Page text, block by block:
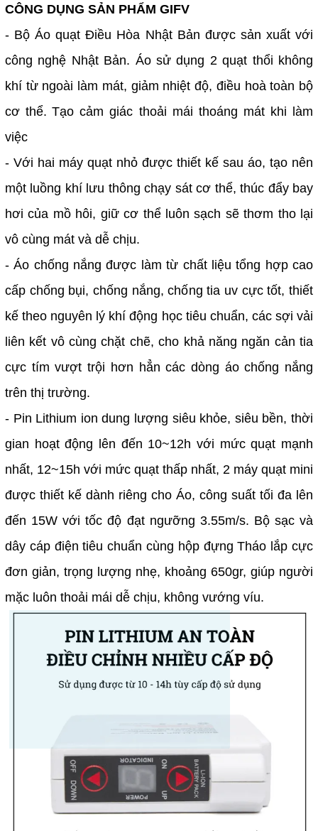
CÔNG DỤNG SẢN PHẨM GIFV
- Bộ Áo quạt Điều Hòa Nhật Bản được sản xuất với
công nghệ Nhật Bản. Áo sử dụng 2 quạt thổi không
khí từ ngoài làm mát, giảm nhiệt độ, điều hoà toàn bộ
cơ thể. Tạo cảm giác thoải mái thoáng mát khi làm
việc
- Với hai máy quạt nhỏ được thiết kế sau áo, tạo nên
một luồng khí lưu thông chạy sát cơ thể, thúc đẩy bay
hơi của mồ hôi, giữ cơ thể luôn sạch sẽ thơm tho lại
vô cùng mát và dễ chịu.
- Áo chống nắng được làm từ chất liệu tổng hợp cao
cấp chống bụi, chống nắng, chống tia uv cực tốt, thiết
kế theo nguyên lý khí động học tiêu chuẩn, các sợi vải
liên kết vô cùng chặt chẽ, cho khả năng ngăn cản tia
cực tím vượt trội hơn hẳn các dòng áo chống nắng
trên thị trường.
-️ Pin Lithium ion dung lượng siêu khỏe, siêu bền, thời
gian hoạt động lên đến 10~12h với mức quạt mạnh
nhất, 12~15h với mức quạt thấp nhất, ️2 máy quạt mini
được thiết kế dành riêng cho Áo, công suất tối đa lên
đến 15W với tốc độ đạt ngưỡng 3.55m/s. ️Bộ sạc và
dây cáp điện tiêu chuẩn cùng hộp đựng Tháo lắp cực
đơn giản, trọng lượng nhẹ, khoảng 650gr, giúp người
mặc luôn thoải mái dễ chịu, không vướng víu.